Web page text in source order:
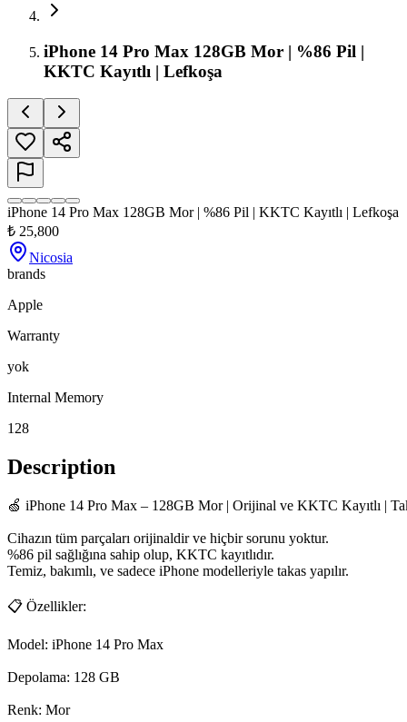
iPhone 14 Pro Max 128GB Mor | %86 Pil |
KKTC Kayıtlı | Lefkoşa
iPhone 14 Pro Max 128GB Mor | %86 Pil | KKTC Kayıtlı | Lefkoşa
₺ 25,800
Nicosia
brands
Apple
Warranty
yok
Internal Memory
128
Description
🍏 iPhone 14 Pro Max – 128GB Mor | Orijinal ve KKTC Kayıtlı |
Cihazın tüm parçaları orijinaldir ve hiçbir sorunu yoktur.
%86 pil sağlığına sahip olup, KKTC kayıtlıdır.
Temiz, bakımlı, ve sadece iPhone modelleriyle takas yapılır.
📋 Özellikler:
Model: iPhone 14 Pro Max
Depolama: 128 GB
Renk: Mor